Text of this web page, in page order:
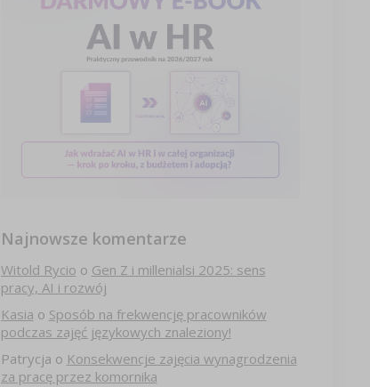
Najnowsze komentarze
Witold Rycio o Gen Z i millenialsi 2025: sens
pracy, AI i rozwój
Kasia o Sposób na frekwencję pracowników
podczas zajęć językowych znaleziony!
Patrycja o Konsekwencje zajęcia wynagrodzenia
za pracę przez komornika